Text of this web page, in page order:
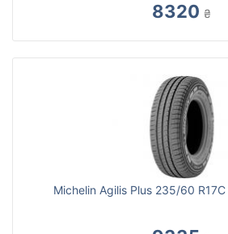
8320 ₴
Michelin Agilis Plus 235/60 R17C